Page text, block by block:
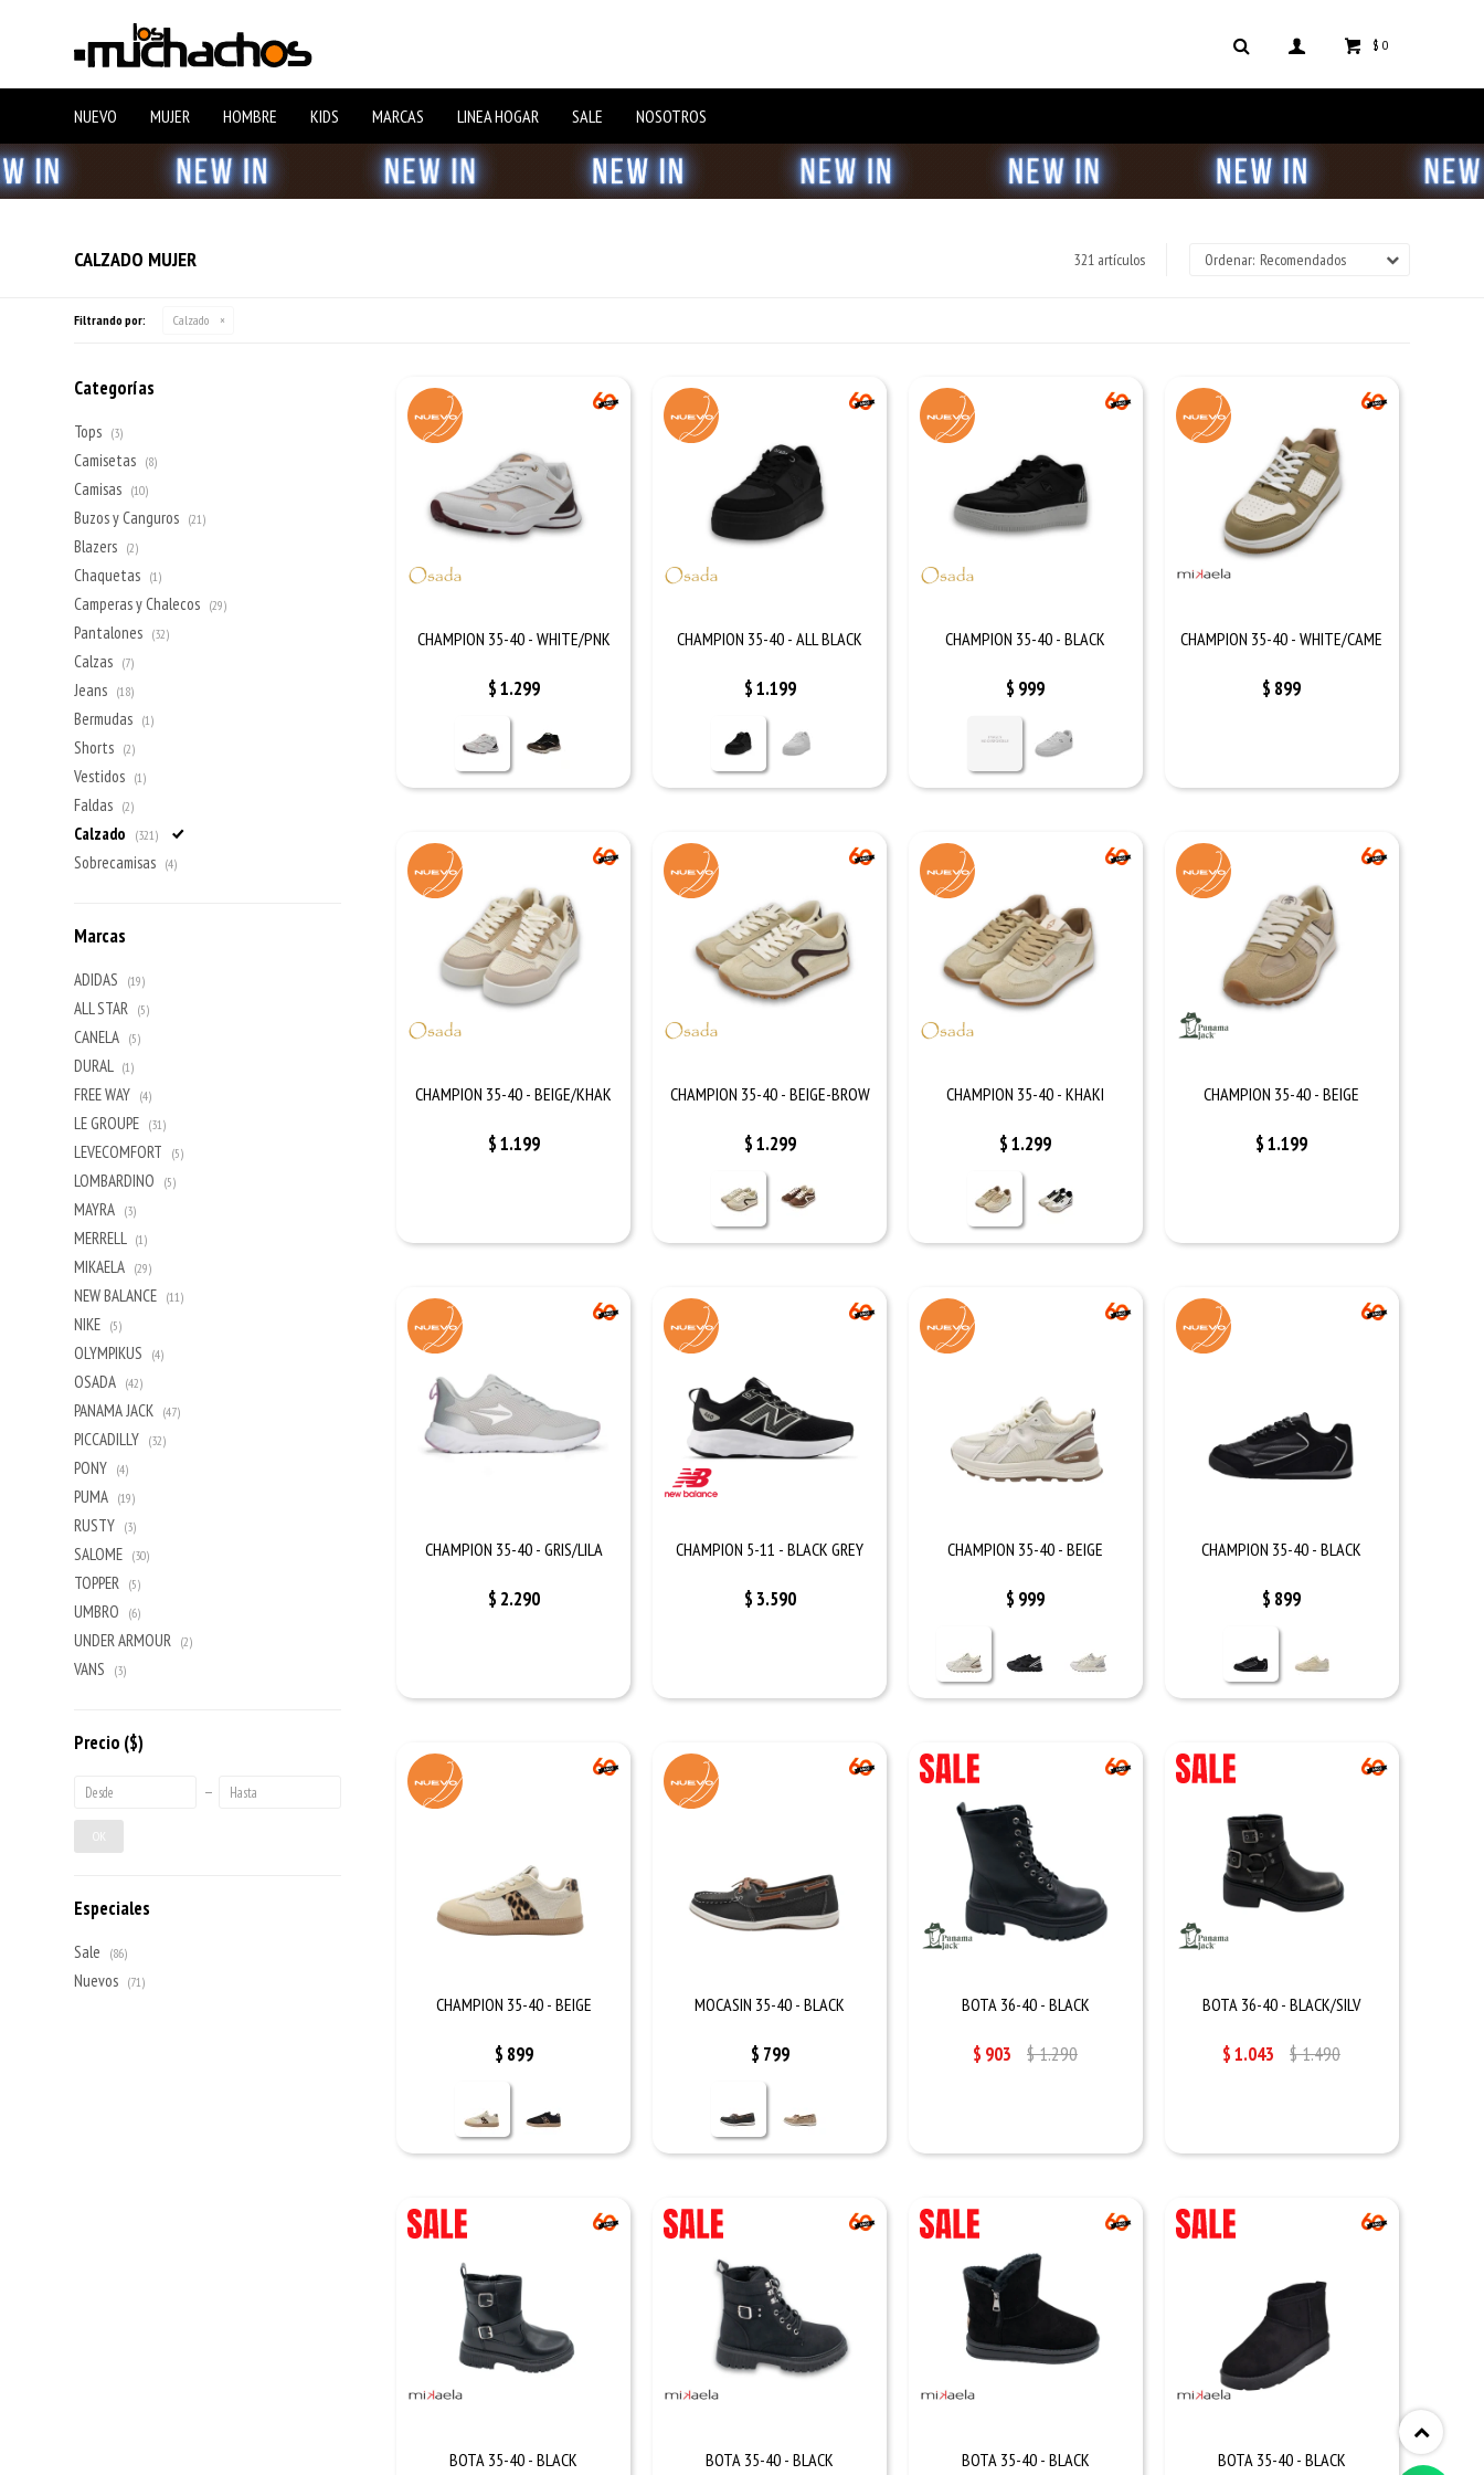
NUEVO MUJER HOMBRE KIDS MARCAS LINEA HOGAR SALE NOSOTROS
$ 0
CALZADO MUJER 321 artículos Recomendados
Filtrando por: Calzado
CHAMPION 35-40 - WHITE/PNK
$1.299
CHAMPION 35-40 - ALL BLACK
$1.199
CHAMPION 35-40 - BLACK
$ 999
CHAMPION 35-40 - WHITE/CAME
$ 899
CHAMPION 35-40 - BEIGE/KHAK
$1.199
CHAMPION 35-40 - BEIGE-BROW
$1.299
CHAMPION 35-40 - KHAKI
$ 1.299
CHAMPION 35-40 - BEIGE
$1.199
CHAMPION 35-40 - GRIS/LILA
$ 2.290
CHAMPION 5-11 - BLACK GREY
$ 3.590
CHAMPION 35-40 - BEIGE
$ 999
CHAMPION 35-40 - BLACK
$ 899
CHAMPION 35-40 - BEIGE
$ 899
MOCASIN 35-40 - BLACK
$ 799
BOTA 36-40 - BLACK
$ 903 $1.290
BOTA 36-40 - BLACK/SILV
$1.043 $1.490
BOTA 35-40 - BLACK BOTA 35-40 - BLACK BOTA 35-40 - BLACK BOTA 35-40 - BLACK
Categorías
Tops (3)
Camisetas (8)
Camisas (10)
Buzos y Canguros (21)
Blazers (2)
Chaquetas (1)
Camperas y Chalecos (29)
Pantalones (32)
Calzas (7)
Jeans (18)
Bermudas (1)
Shorts (2)
Vestidos (1)
Faldas (2)
Calzado (321)
Sobrecamisas (4)
Marcas
ADIDAS (19)
ALL STAR (5)
CANELA (5)
DURAL (1)
FREE WAY (4)
LE GROUPE (31)
LEVECOMFORT (5)
LOMBARDINO (5)
MAYRA (3)
MERRELL (1)
MIKAELA (29)
NEW BALANCE (11)
NIKE (5)
OLYMPIKUS (4)
OSADA (42)
PANAMA JACK (47)
PICCADILLY (32)
PONY (4)
PUMA (19)
RUSTY (3)
SALOME (30)
TOPPER (5)
UMBRO (6)
UNDER ARMOUR (2)
VANS (3)
Precio ($)
OK
Especiales
Sale (86)
Nuevos (71)